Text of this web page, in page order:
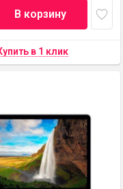
В корзину